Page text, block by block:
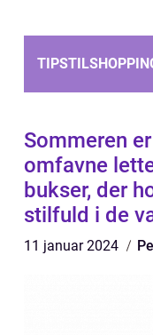
Sommeren
omfavne
bukser, der
stilfuld i de
11 januar 2024